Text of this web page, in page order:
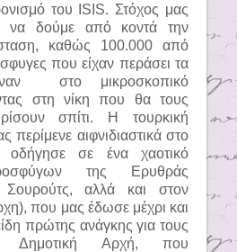
του
ISIS. Στόχος μας
να δούμε από κοντά την
καθώς 100.000 από
που είχαν περάσει τα
στο μικροσκοπικό
στη νίκη που θα τους
σπίτι. Η τουρκική
περίμενε αιφνιδιαστικά στο
οδήγησε σε ένα χαοτικό
της Ερυθράς
Σουρούτς, αλλά και στον
που μας έδωσε μέχρι και
πρώτης ανάγκης για τους
Δημοτική Αρχή, που